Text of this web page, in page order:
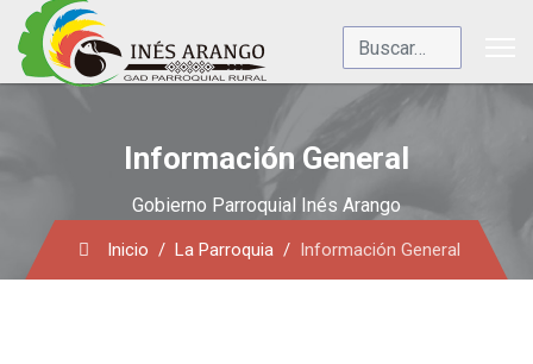
Buscar
Información General
Gobierno Parroquial Inés Arango
Inicio La Parroquia Información General